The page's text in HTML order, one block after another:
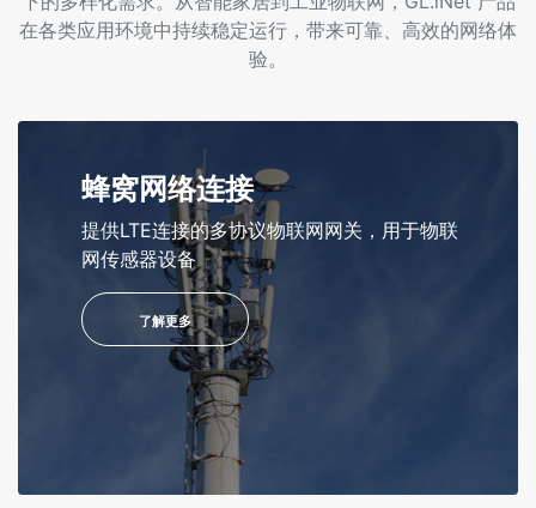
在各类应用环境中持续稳定运行，带来可靠、高效的网络体
验。
蜂窝网络连接
提供LTE连接的多协议物联网网关，用于物联
网传感器设备
了解更多